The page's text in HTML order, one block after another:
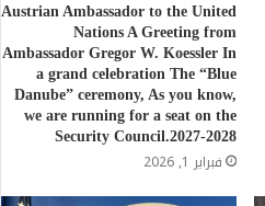
Austrian Ambassador to the United
Nations A Greeting from
Ambassador Gregor W. Koessler In
a grand celebration The “Blue
Danube” ceremony, As you know,
we are running for a seat on the
Security Council.2027-2028
فبراير 1, 2026